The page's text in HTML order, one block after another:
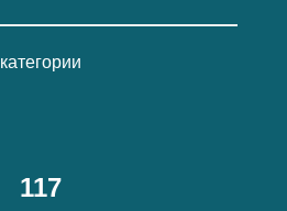
категории
117